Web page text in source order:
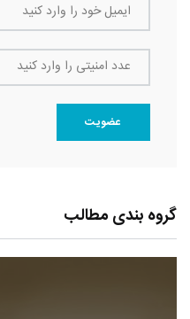
ایمیل خود را وارد کنید
عدد امنیتی را وارد کنید
عضویت
گروه بندی مطالب